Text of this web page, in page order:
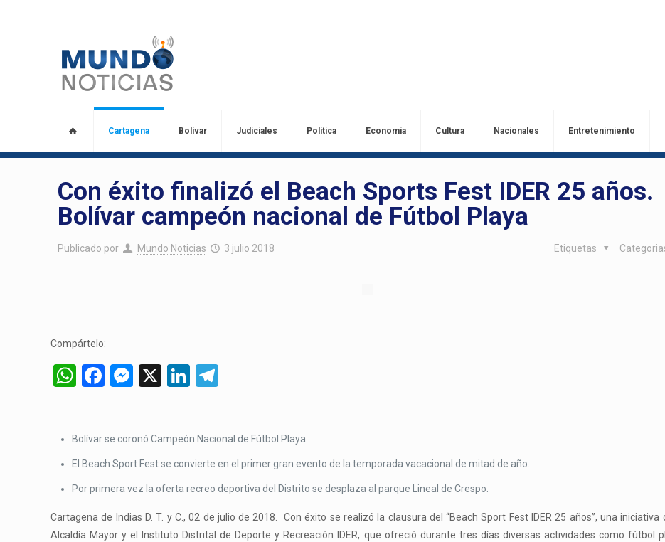
Cartagena Bolívar Judiciales Política Economía Cultura Nacionales Entretenimiento
Con éxito finalizó el Beach Sports Fest IDER 25 años.
Bolívar campeón nacional de Fútbol Playa
Publicado por Mundo Noticias 3 julio 2018 Etiquetas
Compártelo:
WhatsApp
Facebook
Messenger
X LinkedIn
Bolívar se coronó Campeón Nacional de Fútbol Playa
El Beach Sport Fest se convierte en el primer gran evento de la temporada vacacional de mitad de año.
Por primera vez la oferta recreo deportiva del Distrito se desplaza al parque Lineal de Crespo.
Cartagena de Indias D. T. y C., 02 de julio de 2018. Con éxito se realizó la clausura del “Beach Sport Fest IDER 25 años”, una iniciativa
Alcaldía Mayor y el Instituto Distrital de Deporte y Recreación IDER, que ofreció durante tres días diversas actividades como fútbol